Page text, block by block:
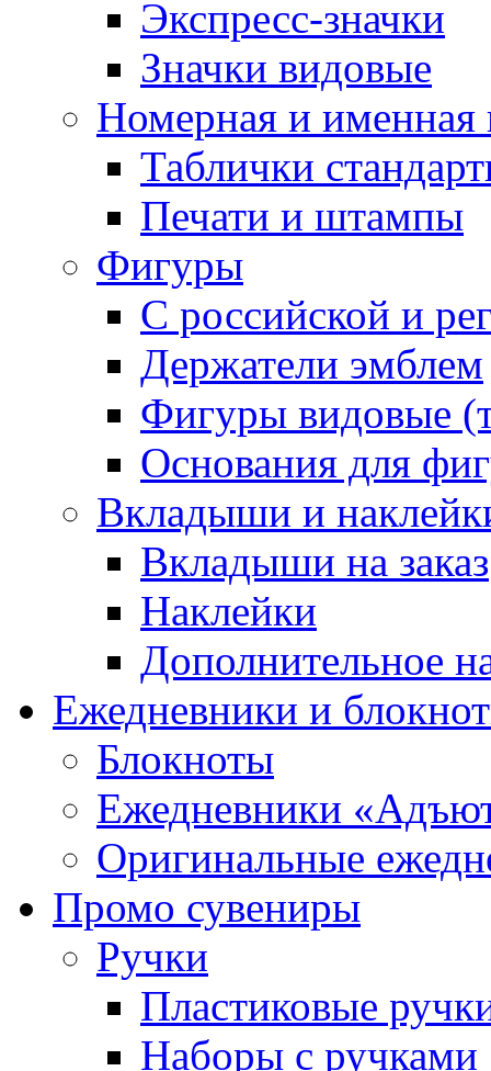
Экспресс-значки
Значки видовые
Номерная и именная
Таблички
Печати и штампы
Фигуры
С российской и
Держатели эмблем
Фигуры видовые
Основания для
Вкладыши и
Вкладыши на заказ
Наклейки
Дополнительное
Ежедневники и
Блокноты
Ежедневники
Оригинальные
Промо сувениры
Ручки
Пластиковые
Наборы с ручками